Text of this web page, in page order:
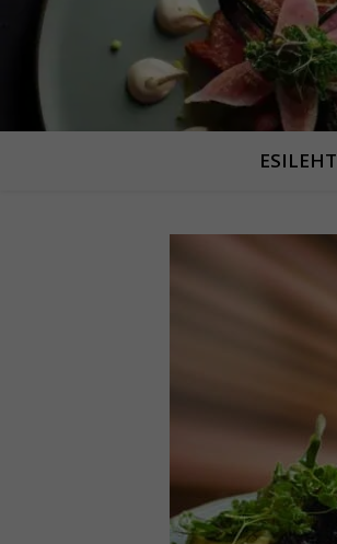
ESILEHT